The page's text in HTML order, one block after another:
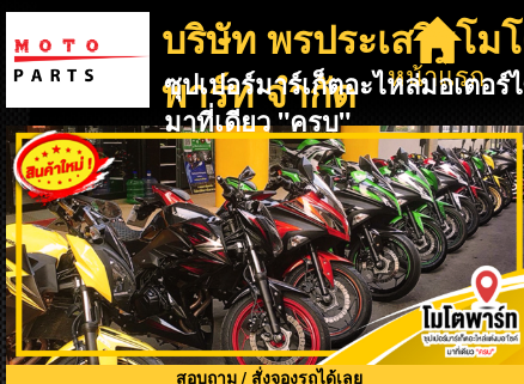
บริษัท พรประเสริฐโม
พาร์ท จำกัด
ซุปเปอร์มาร์เก็ตอะไหล่มอเตอร์
มาที่เดียว "ครบ"
หน้าแรก
สอบถาม / สั่งจองรถได้เลย